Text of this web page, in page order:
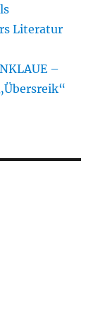
Literatur
–